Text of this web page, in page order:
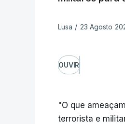
Lusa / 23 Agosto
OUVIR
"O que
terrorista e